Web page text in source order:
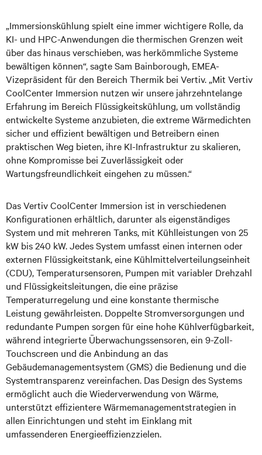
„Immersionskühlung spielt eine immer wichtigere Rolle, da
KI- und HPC-Anwendungen die thermischen Grenzen weit
über das hinaus verschieben, was herkömmliche Systeme
bewältigen können“, sagte Sam Bainborough, EMEA-
Vizepräsident für den Bereich Thermik bei Vertiv. „Mit Vertiv
CoolCenter Immersion nutzen wir unsere jahrzehntelange
Erfahrung im Bereich Flüssigkeitskühlung, um vollständig
entwickelte Systeme anzubieten, die extreme Wärmedichten
sicher und effizient bewältigen und Betreibern einen
praktischen Weg bieten, ihre KI-Infrastruktur zu skalieren,
ohne Kompromisse bei Zuverlässigkeit oder
Wartungsfreundlichkeit eingehen zu müssen.“
Das Vertiv CoolCenter Immersion ist in verschiedenen
Konfigurationen erhältlich, darunter als eigenständiges
System und mit mehreren Tanks, mit Kühlleistungen von 25
kW bis 240 kW. Jedes System umfasst einen internen oder
externen Flüssigkeitstank, eine Kühlmittelverteilungseinheit
(CDU), Temperatursensoren, Pumpen mit variabler Drehzahl
und Flüssigkeitsleitungen, die eine präzise
Temperaturregelung und eine konstante thermische
Leistung gewährleisten. Doppelte Stromversorgungen und
redundante Pumpen sorgen für eine hohe Kühlverfügbarkeit,
während integrierte Überwachungssensoren, ein 9-Zoll-
Touchscreen und die Anbindung an das
Gebäudemanagementsystem (GMS) die Bedienung und die
Systemtransparenz vereinfachen. Das Design des Systems
ermöglicht auch die Wiederverwendung von Wärme,
unterstützt effizientere Wärmemanagementstrategien in
allen Einrichtungen und steht im Einklang mit
umfassenderen Energieeffizienzzielen.